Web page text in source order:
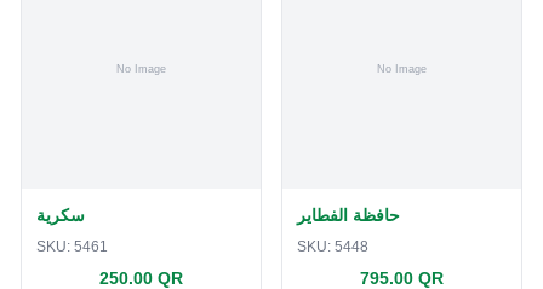
سكرية
SKU: 5461
250.00 QR
حافظة الفطاير
SKU: 5448
795.00 QR